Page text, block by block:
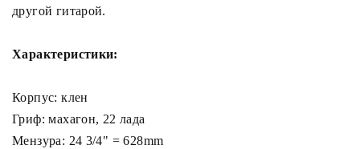
другой гитарой.
Характеристики:
Корпус: клен
Гриф: махагон, 22 лада
Мензура: 24 3/4" = 628mm